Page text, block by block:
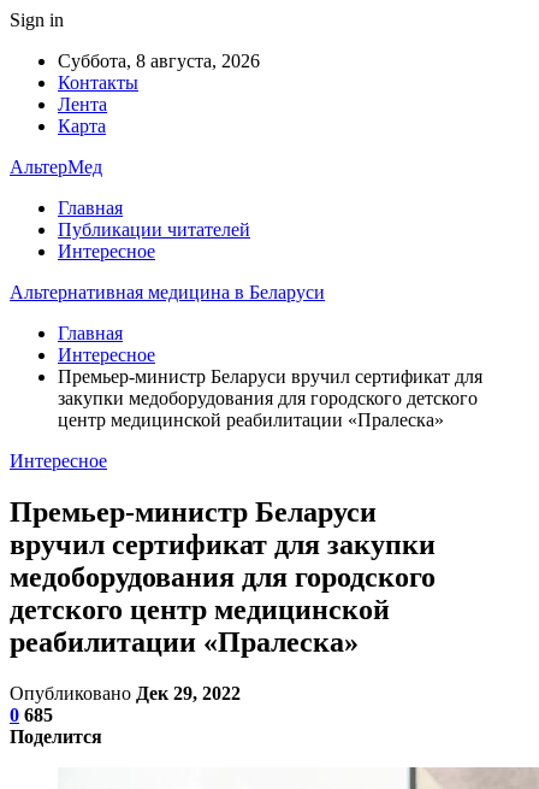
Sign in
Суббота, 8 августа, 2026
Контакты
Лента
Карта
АльтерМед
Главная
Публикации читателей
Интересное
Альтернативная медицина в Беларуси
Главная
Интересное
Премьер-министр Беларуси вручил сертификат для
закупки медоборудования для городского детского
центр медицинской реабилитации «Пралеска»
Интересное
Премьер-министр Беларуси
вручил сертификат для закупки
медоборудования для городского
детского центр медицинской
реабилитации «Пралеска»
Опубликовано Дек 29, 2022
0 685
Поделится